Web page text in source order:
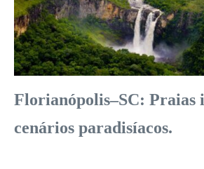
Florianópolis–SC: Praias
cenários paradisíacos.